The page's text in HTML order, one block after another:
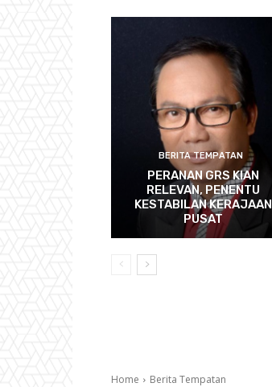
BERITA TEMPATAN
PERANAN GRS KIAN
RELEVAN, PENENTU
KESTABILAN KERAJAAN
PUSAT